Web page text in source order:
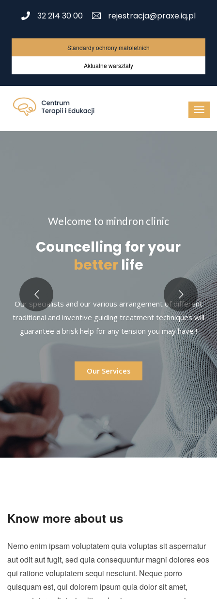
32 214 30 00 rejestracja@praxe.iq.pl
Standardy ochrony małoletnich
Aktualne warsztaty
Welcome to mindron clinic
Councelling for your
betterlife
Our specialists and our various arrangement of different
traditional and inventive guiding treatment techniques will
guarantee a brisk help for any tension you may have !
Our Services
Know more about us
Nemo enim ipsam voluptatem quia voluptas sit aspernatur
aut odit aut fugit, sed quia consequuntur magni dolores eos
qui ratione voluptatem sequi nesciunt. Neque porro
quisquam est, qui dolorem ipsum quia dolor sit amet,